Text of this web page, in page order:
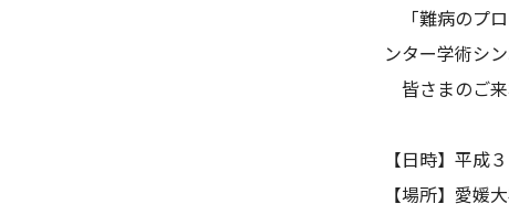
「難病のプ
ンター学術シ
皆さまのご来
【日時】平成
【場所】愛媛